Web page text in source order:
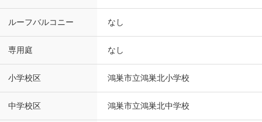
ルーフバルコニー なし
専用庭 なし
小学校区 鴻巣市立鴻巣北小学校
中学校区 鴻巣市立鴻巣北中学校